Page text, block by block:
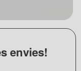
envies!